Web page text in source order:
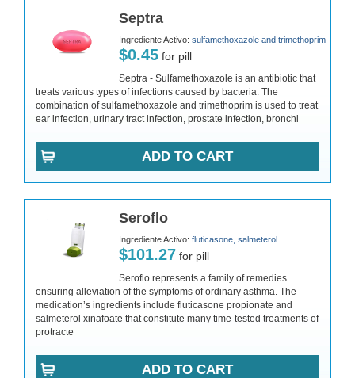
Septra
Ingrediente Activo: sulfamethoxazole and trimethoprim
$0.45 for pill
Septra - Sulfamethoxazole is an antibiotic that
treats various types of infections caused by bacteria. The
combination of sulfamethoxazole and trimethoprim is used to treat
ear infection, urinary tract infection, prostate infection, bronchi
ADD TO CART
Seroflo
Ingrediente Activo: fluticasone, salmeterol
$101.27 for pill
Seroflo represents a family of remedies
ensuring alleviation of the symptoms of ordinary asthma. The
medication’s ingredients include fluticasone propionate and
salmeterol xinafoate that constitute many time-tested treatments of
protracte
ADD TO CART